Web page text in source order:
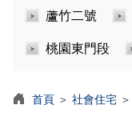
蘆竹二號
桃園東門段
首頁 ＞ 社會住宅 ＞